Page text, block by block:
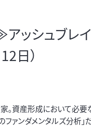
≫アッシュブ
日）
資産形成において必要な
ファンダメンタルズ分析